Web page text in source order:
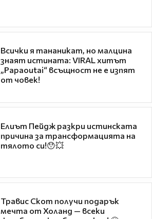
Всички я тананикат, но малцина
знаят истината: VIRAL хитът
„Papaoutai“ всъщност не е изпят
от човек!
Елиът Пейдж разкри истинската
причина за трансформацията на
тялото си!😯💥
Травис Скот получи подарък
мечта от Холанд — всеки